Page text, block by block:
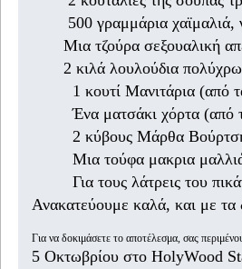
500 γραμμάρια χαϊμαλιά,
Μια τζούρα σεξουαλική
2 κιλά λουλούδια πολύχρωμα
1 κουτί Μανιτάρια (από
Ένα ματσάκι χόρτα (από
2 κύβους Μάρθα
Μια τούφα μακρια μαλλιά
Για τους λάτρεις του
Ανακατεύουμε καλά, και με τα
Για να δοκιμάσετε το αποτέλεσμα, σας
5 Οκτωβρίου στο HolyWood